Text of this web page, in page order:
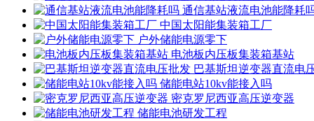
通信基站液流电池能降耗
中国太阳能集装箱工厂
户外储能电源零下
电池板内压板集装箱基站
巴基斯坦逆变器直流电
储能电站10kv能接入吗
密克罗尼西亚高压逆变器
储能电池研发工程